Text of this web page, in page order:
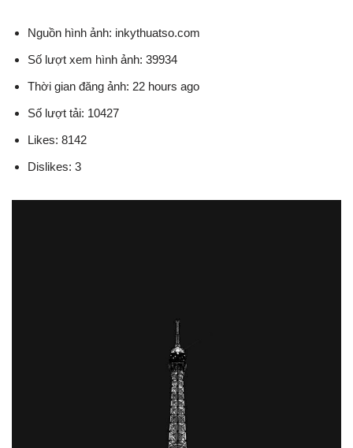
Nguồn hình ảnh: inkythuatso.com
Số lượt xem hình ảnh: 39934
Thời gian đăng ảnh: 22 hours ago
Số lượt tải: 10427
Likes: 8142
Dislikes: 3